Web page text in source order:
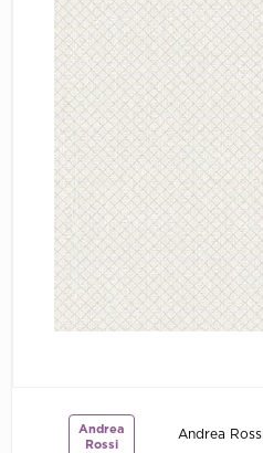
Обои под покраску
Краска
Andrea
Rossi
Andrea Rossi